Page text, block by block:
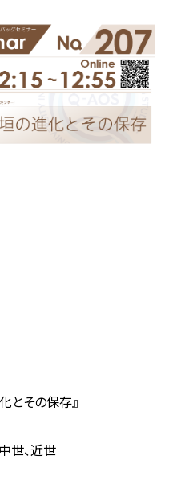
とその保存』
世、近世